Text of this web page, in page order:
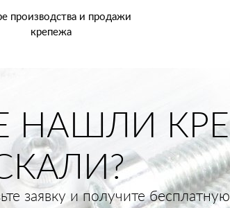
производства и продажи
крепежа
НАШЛИ
заявку и получите